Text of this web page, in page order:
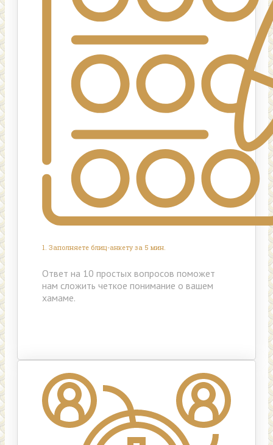
1. Заполняете блиц-анкету за 5 мин.
Ответ на 10 простых вопросов поможет
нам сложить четкое понимание о вашем
хамаме.